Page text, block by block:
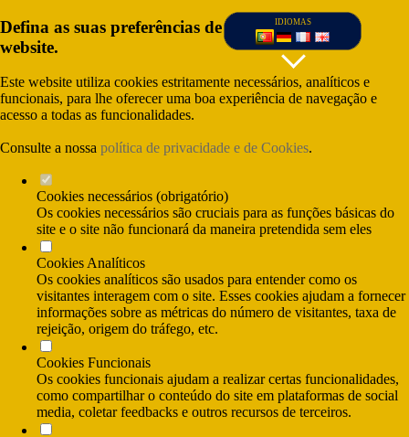
Defina as suas preferências de cookies para este
website.
Este website utiliza cookies estritamente necessários, analíticos e
funcionais, para lhe oferecer uma boa experiência de navegação e
acesso a todas as funcionalidades.
Consulte a nossa política de privacidade e de Cookies.
Cookies necessários (obrigatório)
Os cookies necessários são cruciais para as funções básicas do
site e o site não funcionará da maneira pretendida sem eles
Cookies Analíticos
Os cookies analíticos são usados para entender como os
visitantes interagem com o site. Esses cookies ajudam a fornecer
informações sobre as métricas do número de visitantes, taxa de
rejeição, origem do tráfego, etc.
Cookies Funcionais
Os cookies funcionais ajudam a realizar certas funcionalidades,
como compartilhar o conteúdo do site em plataformas de social
media, coletar feedbacks e outros recursos de terceiros.
IDIOMAS
(Custo da chamada para rede móvel nacional)